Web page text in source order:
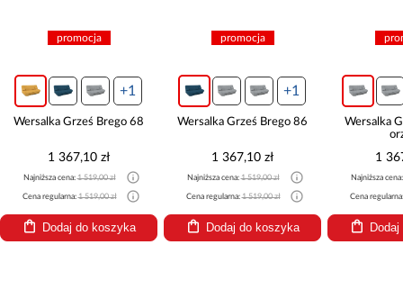
promocja
+1
Wersalka Grześ Brego 68
1 367,10 zł
Najniższa cena:1 519,00 zł
Cena regularna:1 519,00 zł
Dodaj do koszyka
promocja
+1
Wersalka Grześ Brego 86
1 367,10 zł
Najniższa cena:1 519,00 zł
Cena regularna:1 519,00 zł
Dodaj do koszyka
Wersalka
1
Najniższa
Cena